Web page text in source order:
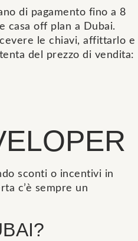
di pagamento fino a 8
casa off plan a Dubai.
le chiavi, affittarlo e
del prezzo di vendita:
sconti o incentivi in
c’è sempre un